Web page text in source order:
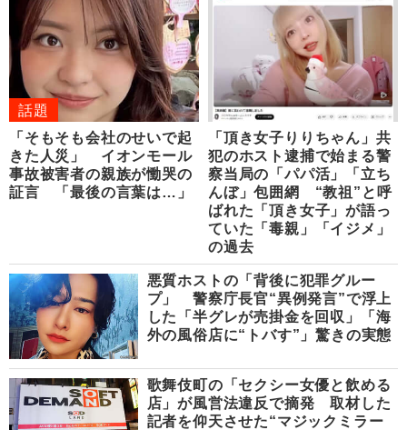
話題
「そもそも会社のせいで起
きた人災」 イオンモール
事故被害者の親族が慟哭の
証言 「最後の言葉は…」
「頂き女子りりちゃん」共
犯のホスト逮捕で始まる警
察当局の「パパ活」「立ち
んぼ」包囲網 “教祖”と呼
ばれた「頂き女子」が語っ
ていた「毒親」「イジメ」
の過去
悪質ホストの「背後に犯罪グルー
プ」 警察庁長官“異例発言”で浮上
した「半グレが売掛金を回収」「海
外の風俗店に“トバす”」驚きの実態
歌舞伎町の「セクシー女優と飲める
店」が風営法違反で摘発 取材した
記者を仰天させた“マジックミラー